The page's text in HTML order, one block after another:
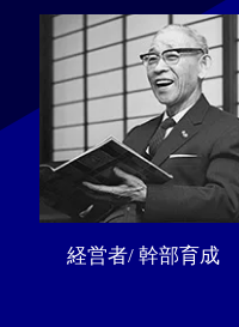
経営者/ 幹部育成